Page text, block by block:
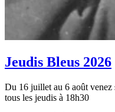
Jeudis Bleus 2026
Du 16 juillet au 6 août venez
tous les jeudis à 18h30